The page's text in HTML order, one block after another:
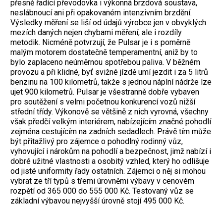
přesně řadící převodovka i výkonná brzdová soustava,
neslábnoucí ani při opakovaném intenzivním brzdění.
Výsledky měření se liší od údajů výrobce jen v obvyklých
mezích daných nejen chybami měření, ale i rozdíly
metodik. Nicméně potvrzují, že Pulsar je i s poměrně
malým motorem dostatečně temperamentní, aniž by to
bylo zaplaceno neúměrnou spotřebou paliva. V běžném
provozu a při klidné, byť svižné jízdě umí jezdit i za 5 litrů
benzinu na 100 kilometrů, takže s jednou náplní nádrže lze
ujet 900 kilometrů. Pulsar je všestranně dobře vybaven
pro soutěžení s velmi početnou konkurencí vozů nižší
střední třídy. Výkonově se většině z nich vyrovná, všechny
však předčí velkým interiérem, nabízejícím značné pohodlí
zejména cestujícím na zadních sedadlech. Právě tím může
být přitažlivý pro zájemce o pohodlný rodinný vůz,
vyhovující i nárokům na pohodlí a bezpečnost, jimž nabízí i
dobré užitné vlastnosti a osobitý vzhled, který ho odlišuje
od jisté uniformity řady ostatních. Zájemci o něj si mohou
vybrat ze tří typů s třemi úrovněmi výbavy v cenovém
rozpětí od 365 000 do 555 000 Kč. Testovaný vůz se
základní výbavou nejvyšší úrovně stojí 495 000 Kč.